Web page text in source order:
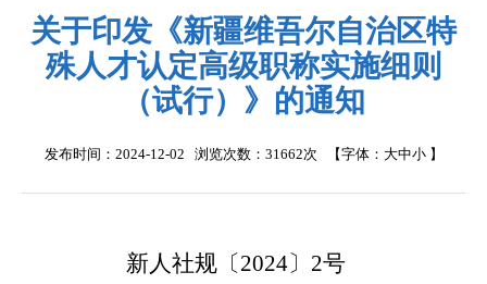
关于印发《新疆维吾尔自治区特
殊人才认定高级职称实施细则
（试行）》的通知
发布时间：2024-12-02 浏览次数： 31662次 【字体： 大中小】
新人社规〔2024〕 2号